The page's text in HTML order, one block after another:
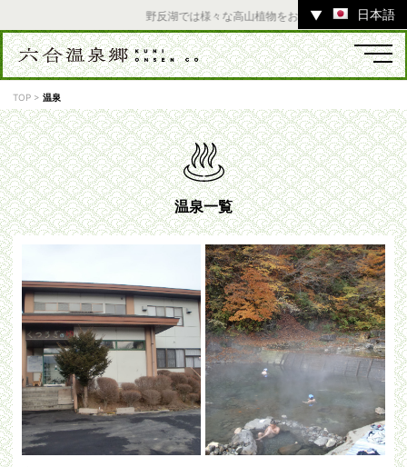
野反湖では様々な高山植物をお楽しみいただけます
▼ 日本語
温泉 宿 お店 スポット
体験 ツアー
中之条町その他のエリア
TOP >温泉
温泉一覧